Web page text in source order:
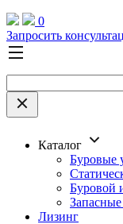
0
Запросить
Каталог
Буровые
Буровой
Запасные
Лизинг